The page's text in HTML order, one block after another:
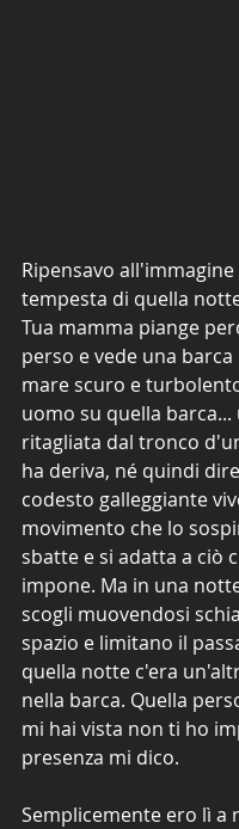
Ripensavo all'immagine
tempesta di quella
Tua mamma piange
perso e vede una
mare scuro e
uomo su quella barca...
ritagliata dal tronco
ha deriva, né quindi
codesto galleggiante
movimento che lo
sbatte e si adatta a ciò
impone. Ma in una
scogli muovendosi
spazio e limitano il
quella notte c'era
nella barca. Quella
mi hai vista non ti ho
presenza mi dico.
Semplicemente ero lì a